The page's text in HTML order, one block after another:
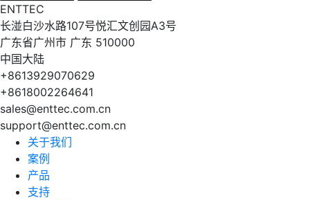
ENTTEC
长湴白沙水路107号悦汇文创园A3号
广东省广州市 广东 510000
中国大陆
+8613929070629
+8618002264641
sales@enttec.com.cn
support@enttec.com.cn
关于我们
案例
产品
支持